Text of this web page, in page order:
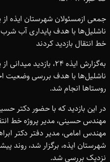
جمعی ازمسئولان شهرستان ایذه از
ناشلیل‌ها با هدف پایداری آب
خط انتقال بازدید کردند
به‌گزارش ایذه ۲۴،
ناشلیل‌ها با هدف بررسی وضعیت
روستاها انجام شد.
در این بازدید که با حضور دکتر
مهندس حسینی، مدیر پروژه خط
مهندس امامی، مدیر دفتر دکتر
شهرستان ایذه، برگزار شد، روند
نزدیک بررسی شد.